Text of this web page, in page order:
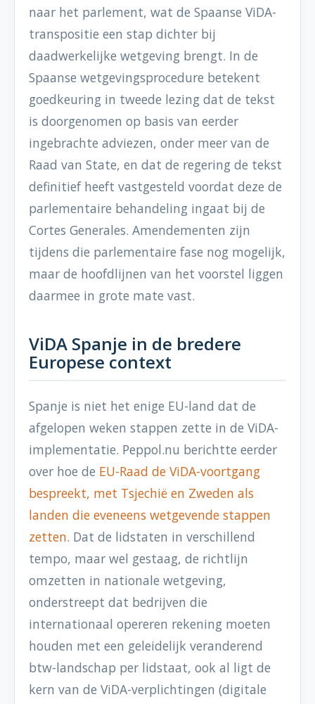
naar het parlement, wat de Spaanse ViDA-
transpositie een stap dichter bij
daadwerkelijke wetgeving brengt. In de
Spaanse wetgevingsprocedure betekent
goedkeuring in tweede lezing dat de tekst
is doorgenomen op basis van eerder
ingebrachte adviezen, onder meer van de
Raad van State, en dat de regering de tekst
definitief heeft vastgesteld voordat deze de
parlementaire behandeling ingaat bij de
Cortes Generales. Amendementen zijn
tijdens die parlementaire fase nog mogelijk,
maar de hoofdlijnen van het voorstel liggen
daarmee in grote mate vast.
ViDA Spanje in de bredere
Europese context
Spanje is niet het enige EU-land dat de
afgelopen weken stappen zette in de ViDA-
implementatie. Peppol.nu berichtte eerder
over hoe de EU-Raad de ViDA-voortgang
bespreekt, met Tsjechië en Zweden als
landen die eveneens wetgevende stappen
zetten. Dat de lidstaten in verschillend
tempo, maar wel gestaag, de richtlijn
omzetten in nationale wetgeving,
onderstreept dat bedrijven die
internationaal opereren rekening moeten
houden met een geleidelijk veranderend
btw-landschap per lidstaat, ook al ligt de
kern van de ViDA-verplichtingen (digitale